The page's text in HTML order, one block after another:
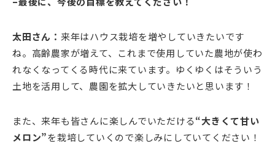
太田さん： 来年はハウス栽培を増やしていきたいです
ね。高齢農家が増えて、これまで使用していた農地が使わ
れなくなってくる時代に来ています。ゆくゆくはそういう
土地を活用して、農園を拡大していきたいと思います！
また、来年も皆さんに楽しんでいただける“大きくて甘い
メロン”を栽培していくので楽しみにしていてください！